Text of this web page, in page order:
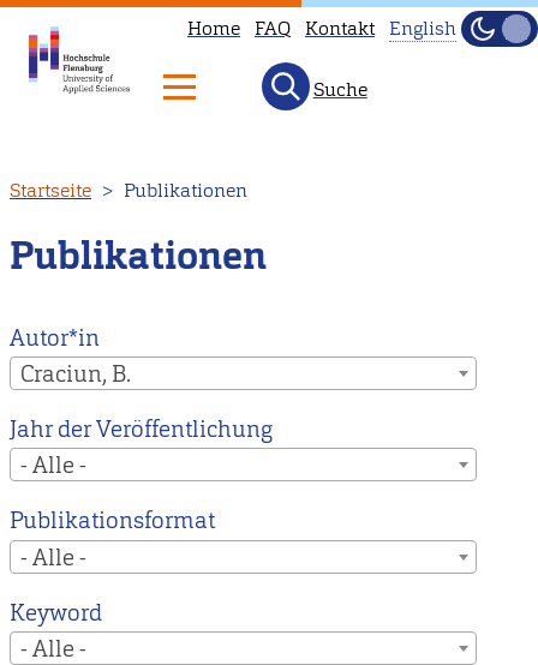
zum
Inhalt
Home FAQ Kontakt
to
our
main
instead.
English
Hell
Suche
Startseite Publikationen
Publikationen
Autor*in
Craciun, B.
Jahr der Veröffentlichung
- Alle -
Publikationsformat
- Alle -
Keyword
- Alle -